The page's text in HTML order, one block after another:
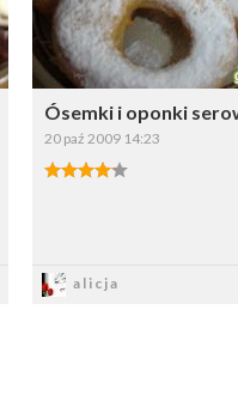
Ósemki i oponki
20 paź 2009 14:23
alicja